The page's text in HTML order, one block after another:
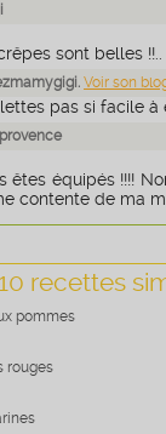
sont belles !!..
Voir son
pas si facile à
êtes équipés !!!!
contente de ma
recettes
pommes
rouges